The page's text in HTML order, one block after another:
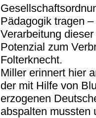
Pädagogik tragen
Verarbeitung
Potenzial zum
Folterknecht.
Miller erinnert hier
der mit Hilfe von
erzogenen
abspalten mussten